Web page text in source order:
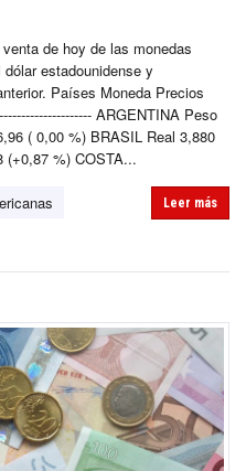
de hoy de las monedas
estadounidense y
Países Moneda Precios
ARGENTINA Peso
( 0,00 %) BRASIL Real 3,880
(+0,87 %) COSTA...
Leer más